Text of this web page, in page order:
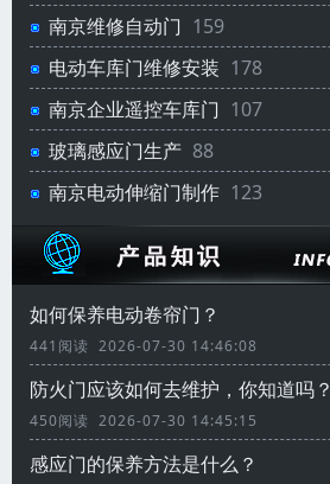
南京维修自动门 159
电动车库门维修安装 178
南京企业遥控车库门 107
玻璃感应门生产 88
南京电动伸缩门制作 123
如何保养电动卷帘门？
441阅读 2026-07-30 14:46:08
防火门应该如何去维护，你知道吗？
450阅读 2026-07-30 14:45:15
感应门的保养方法是什么？